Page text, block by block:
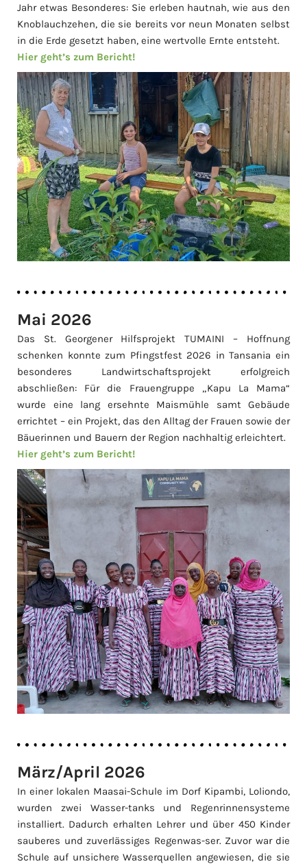
Jahr etwas Besonderes: Sie erleben hautnah, wie aus den
Knoblauchzehen, die sie bereits vor neun Monaten selbst
in die Erde gesetzt haben, eine wertvolle Ernte entsteht.
Hier geht’s zum Bericht!
Mai 2026
Das St. Georgener Hilfsprojekt TUMAINI – Hoffnung
schenken konnte zum Pfingstfest 2026 in Tansania ein
besonderes Landwirtschaftsprojekt erfolgreich
abschließen: Für die Frauengruppe „Kapu La Mama“
wurde eine lang ersehnte Maismühle samt Gebäude
errichtet – ein Projekt, das den Alltag der Frauen sowie der
Bäuerinnen und Bauern der Region nachhaltig erleichtert.
Hier geht’s zum Bericht!
März/April 2026
In einer lokalen Maasai-Schule im Dorf Kipambi, Loliondo,
wurden zwei Wasser-tanks und Regenrinnensysteme
installiert. Dadurch erhalten Lehrer und über 450 Kinder
sauberes und zuverlässiges Regenwas-ser. Zuvor war die
Schule auf unsichere Wasserquellen angewiesen, die sie